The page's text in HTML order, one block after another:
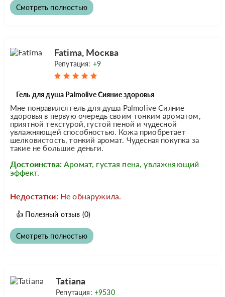
Смотреть полностью
Fatima, Москва
Репутация: +9
Гель для душа Palmolive Сияние здоровья
Мне понравился гель для душа Palmolive Сияние
здоровья в первую очередь своим тонким ароматом,
приятной текстурой, густой пеной и чудесной
увлажняющей способностью. Кожа приобретает
шелковистость, тонкий аромат. Чудесная покупка за
такие не большие деньги.
Достоинства: Аромат, густая пена, увлажняющий
эффект.
Недостатки: Не обнаружила.
👍 Полезный отзыв (0)
Смотреть полностью
Tatiana
Репутация: +9530